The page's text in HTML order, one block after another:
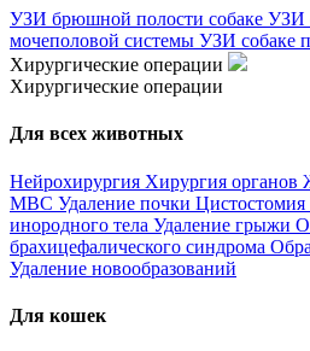
УЗИ брюшной полости собаке УЗИ
мочеполовой системы УЗИ собаке
Хирургические операции
Хирургические операции
Для всех животных
Нейрохирургия Хирургия
МВС Удаление почки Цистостомия
инородного тела Удаление грыжи
брахицефалического синдрома
Удаление новообразований
Для кошек